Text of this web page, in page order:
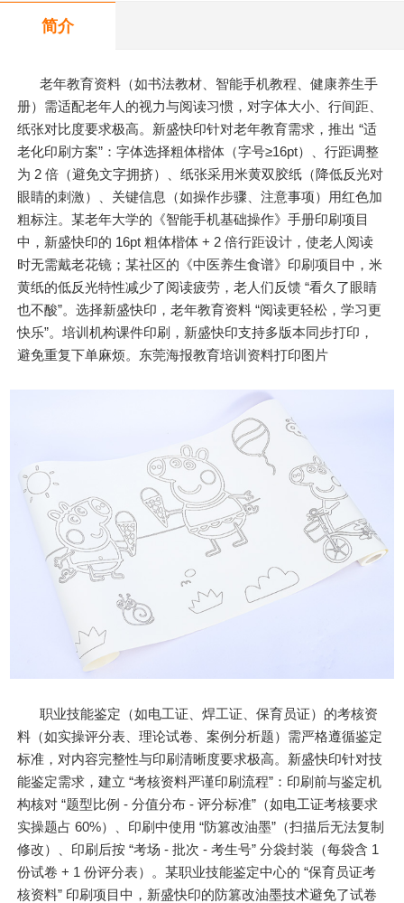
简介
老年教育资料（如书法教材、智能手机教程、健康养生手
册）需适配老年人的视力与阅读习惯，对字体大小、行间距、
纸张对比度要求极高。新盛快印针对老年教育需求，推出 “适
老化印刷方案”：字体选择粗体楷体（字号≥16pt）、行距调整
为 2 倍（避免文字拥挤）、纸张采用米黄双胶纸（降低反光对
眼睛的刺激）、关键信息（如操作步骤、注意事项）用红色加
粗标注。某老年大学的《智能手机基础操作》手册印刷项目
中，新盛快印的 16pt 粗体楷体 + 2 倍行距设计，使老人阅读
时无需戴老花镜；某社区的《中医养生食谱》印刷项目中，米
黄纸的低反光特性减少了阅读疲劳，老人们反馈 “看久了眼睛
也不酸”。选择新盛快印，老年教育资料 “阅读更轻松，学习更
快乐”。培训机构课件印刷，新盛快印支持多版本同步打印，
避免重复下单麻烦。东莞海报教育培训资料打印图片
职业技能鉴定（如电工证、焊工证、保育员证）的考核资
料（如实操评分表、理论试卷、案例分析题）需严格遵循鉴定
标准，对内容完整性与印刷清晰度要求极高。新盛快印针对技
能鉴定需求，建立 “考核资料严谨印刷流程”：印刷前与鉴定机
构核对 “题型比例 - 分值分布 - 评分标准”（如电工证考核要求
实操题占 60%）、印刷中使用 “防篡改油墨”（扫描后无法复制
修改）、印刷后按 “考场 - 批次 - 考生号” 分袋封装（每袋含 1
份试卷 + 1 份评分表）。某职业技能鉴定中心的 “保育员证考
核资料” 印刷项目中，新盛快印的防篡改油墨技术避免了试卷